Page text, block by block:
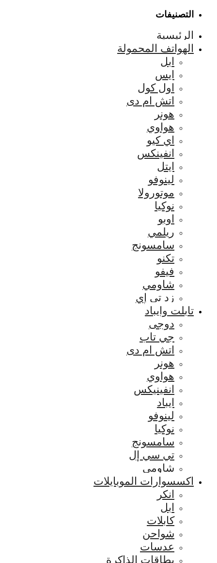
التصنيفات
الرئيسية
الهواتف المحمولة
ابل
ايس
اول كول
اتش ام دى
هونر
هواوي
اي كيو
انفينكس
ايتل
لينوفو
موتورولا
نوكيا
اوبو
ريلمي
سامسونج
تكنو
فيفو
شاومي
زد تي إي
تابلت وايباد
دوجى
جي تاب
اتش ام دى
هونر
هواوي
انفينيكس
ايباد
لينوفو
نوكيا
سامسونج
تي سي إل
شاومي
اكسسوارات الموبايلات
انكر
ابل
كابلات
شواحن
عدسات
بطاقات الذاكرة